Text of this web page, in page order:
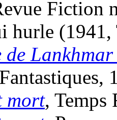
Fiction
hurle
Lankhmar
mort, Temps